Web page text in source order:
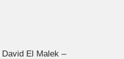
David El Malek –